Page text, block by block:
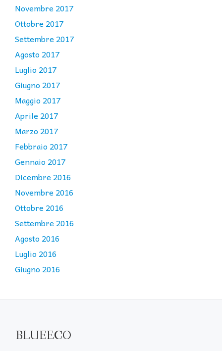
Novembre 2017
Ottobre 2017
Settembre 2017
Agosto 2017
Luglio 2017
Giugno 2017
Maggio 2017
Aprile 2017
Marzo 2017
Febbraio 2017
Gennaio 2017
Dicembre 2016
Novembre 2016
Ottobre 2016
Settembre 2016
Agosto 2016
Luglio 2016
Giugno 2016
BLUEECO